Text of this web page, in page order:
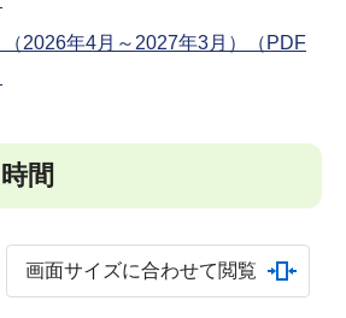
2026年4月～2027年3月）（PDF
間
画面サイズに合わせて閲覧